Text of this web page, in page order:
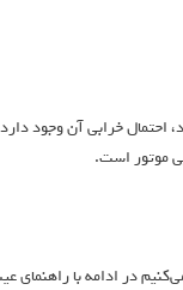
خرابی آن وجود دارد.
موتور است.
در ادامه با راهنمای